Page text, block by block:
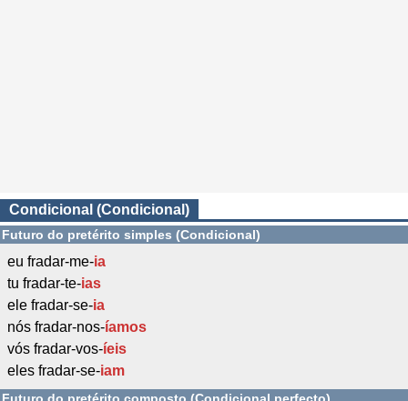
Condicional (Condicional)
Futuro do pretérito simples (Condicional)
eu fradar-me-ia
tu fradar-te-ias
ele fradar-se-ia
nós fradar-nos-íamos
vós fradar-vos-íeis
eles fradar-se-iam